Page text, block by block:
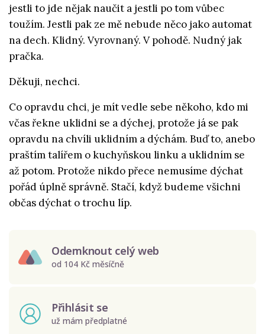
jestli to jde nějak naučit a jestli po tom vůbec
toužím. Jestli pak ze mě nebude něco jako automat
na dech. Klidný. Vyrovnaný. V pohodě. Nudný jak
pračka.
Děkuji, nechci.
Co opravdu chci, je mít vedle sebe někoho, kdo mi
včas řekne uklidni se a dýchej, protože já se pak
opravdu na chvíli uklidním a dýchám. Buď to, anebo
praštím talířem o kuchyňskou linku a uklidním se
až potom. Protože nikdo přece nemusíme dýchat
pořád úplně správně. Stačí, když budeme všichni
občas dýchat o trochu líp.
Odemknout celý web
od 104 Kč měsíčně
Přihlásit se
už mám předplatné